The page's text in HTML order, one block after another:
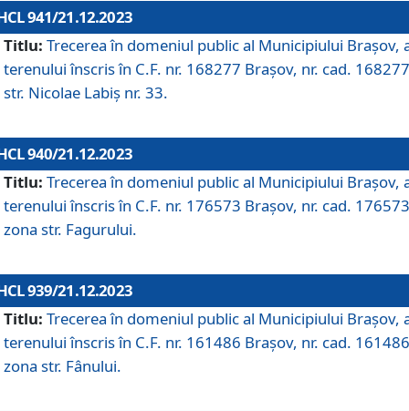
941/21.12.2023
Titlu: Trecerea în domeniul public al Municipiului Braşov,
terenului înscris în C.F. nr. 168277 Brașov, nr. cad.
str. Nicolae Labiș nr. 33.
940/21.12.2023
Titlu: Trecerea în domeniul public al Municipiului Braşov,
terenului înscris în C.F. nr. 176573 Brașov, nr. cad.
zona str. Fagurului.
939/21.12.2023
Titlu: Trecerea în domeniul public al Municipiului Braşov,
terenului înscris în C.F. nr. 161486 Brașov, nr. cad.
zona str. Fânului.